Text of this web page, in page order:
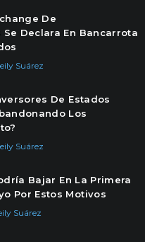
De
Declara En Bancarrota
Suárez
De Estados
Los
Suárez
Bajar En La Primera
Por Estos Motivos
Suárez